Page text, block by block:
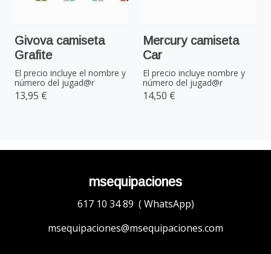
Givova camiseta
Grafite
El precio incluye el nombre y
número del jugad@r
13,95 €
Mercury camiseta
Car
El precio incluye nombre y
número del jugad@r
14,50 €
msequipaciones
617 10 34 89 ( WhatsApp)
msequipaciones@msequipaciones.com